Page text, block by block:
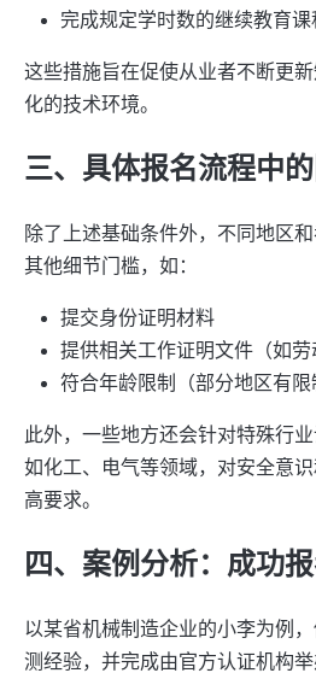
完成规定学时数的继续教育课
这些措施旨在促使从业者不断更
化的技术环境。
三、具体报名流程中
除了上述基础条件外，不同地区
其他细节门槛，如：
提交身份证明材料
提供相关工作证明文件（如劳
符合年龄限制（部分地区有限
此外，一些地方还会针对特殊行
如化工、电气等领域，对安全意
高要求。
四、案例分析：成功
以某省机械制造企业的小李为例
测经验，并完成由官方认证机构举